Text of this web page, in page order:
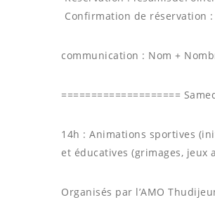
Confirmation de réservation :
communication : Nom +
====================
14h : Animations sportives
et éducatives (grimages, jeux
Organisés par l’AMO